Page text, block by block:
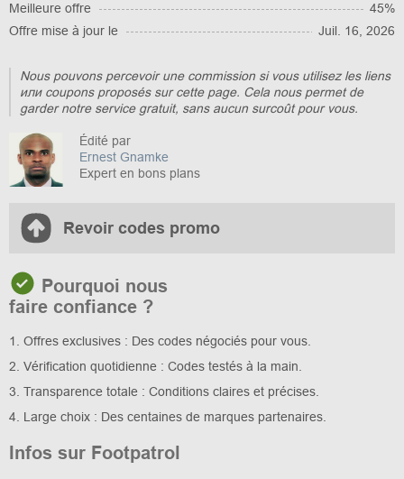
Meilleure offre
45%
Offre mise à jour le
Juil. 16, 2026
Nous pouvons percevoir une commission si vous utilisez les liens
или coupons proposés sur cette page. Cela nous permet de
garder notre service gratuit, sans aucun surcoût pour vous.
Édité par
Ernest Gnamke
Expert en bons plans
Revoir codes promo
Pourquoi nous
faire confiance ?
1. Offres exclusives : Des codes négociés pour vous.
2. Vérification quotidienne : Codes testés à la main.
3. Transparence totale : Conditions claires et précises.
4. Large choix : Des centaines de marques partenaires.
Infos sur Footpatrol